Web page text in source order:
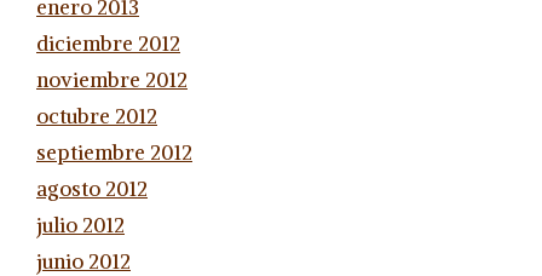
enero 2013
diciembre 2012
noviembre 2012
octubre 2012
septiembre 2012
agosto 2012
julio 2012
junio 2012